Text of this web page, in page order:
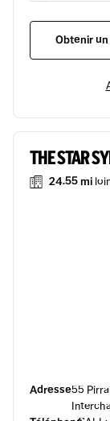
Obtenir
THE STAR
24.55 mi
Adresse55